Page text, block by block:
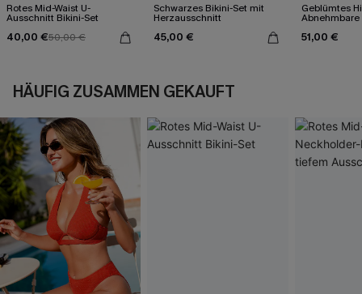
Rotes Mid-Waist U-
Ausschnitt Bikini-Set
40,00 €50,00 €
Schwarzes Bikini-Set mit
Herzausschnitt
45,00 €
Geblümtes
51,00 €
HÄUFIG ZUSAMMEN GEKAUFT